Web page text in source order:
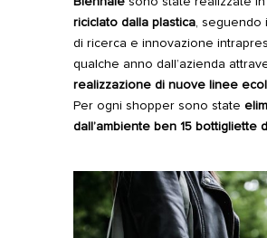
riciclato dalla plastica, seguendo
di ricerca e innovazione
qualche anno dall’azienda
realizzazione di nuove linee
Per ogni shopper sono state
dall’ambiente ben 15 bottigliette